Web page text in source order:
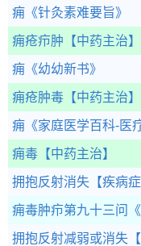
痈 《针灸素难要旨》
痈疮疖肿 【中药主治】
痈 《幼幼新书》
痈疮肿毒 【中药主治】
痈 《家庭医学百科-医
痈毒 【中药主治】
拥抱反射消失 【疾病
痈毒肿疖第九十三问
拥抱反射减弱或消失